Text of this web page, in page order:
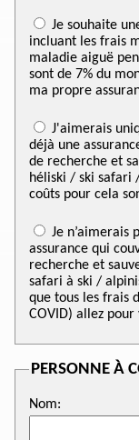
incluant les frais
maladie aiguë
sont de 7% du
ma propre
déjà une
de recherche et
héliski / ski safari
coûts pour cela
assurance qui
recherche et
safari à ski /
que tous les frais
COVID) allez
PERSONNE À
Nom: